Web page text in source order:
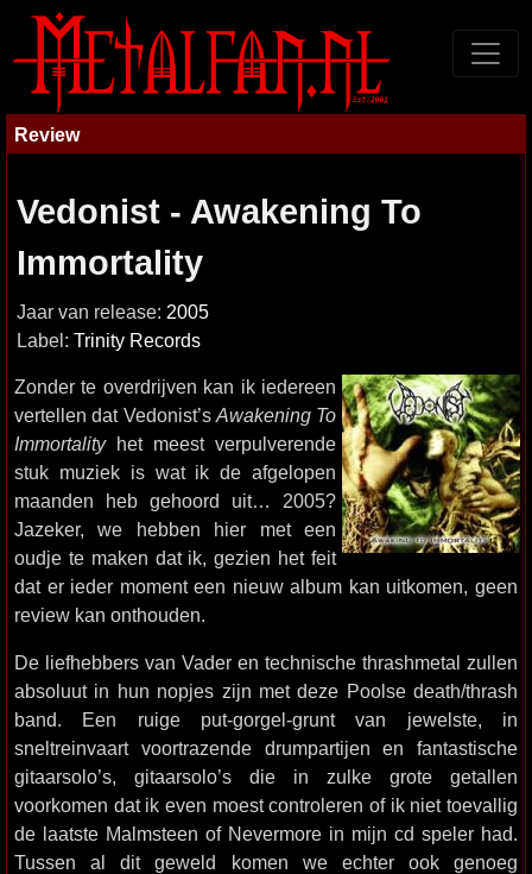
Review
Vedonist - Awakening To
Immortality
Jaar van release: 2005
Label: Trinity Records
Zonder te overdrijven kan ik iedereen
vertellen dat Vedonist’s Awakening To
Immortalityhet meest verpulverende
stuk muziek is wat ik de afgelopen
maanden heb gehoord uit… 2005?
Jazeker, we hebben hier met een
oudje te maken dat ik, gezien het feit
dat er ieder moment een nieuw album kan uitkomen, geen
review kan onthouden.
De liefhebbers van Vader en technische thrashmetal zullen
absoluut in hun nopjes zijn met deze Poolse death/thrash
band. Een ruige put-gorgel-grunt van jewelste, in
sneltreinvaart voortrazende drumpartijen en fantastische
gitaarsolo’s, gitaarsolo’s die in zulke grote getallen
voorkomen dat ik even moest controleren of ik niet toevallig
de laatste Malmsteen of Nevermore in mijn cd speler had.
Tussen al dit geweld komen we echter ook genoeg